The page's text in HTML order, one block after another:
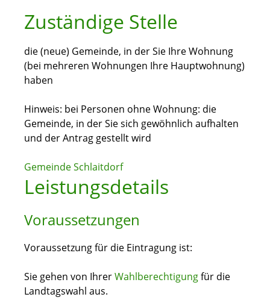
Zuständige Stelle
die (neue) Gemeinde, in der Sie Ihre Wohnung
(bei mehreren Wohnungen Ihre Hauptwohnung)
haben
Hinweis: bei Personen ohne Wohnung: die
Gemeinde, in der Sie sich gewöhnlich aufhalten
und der Antrag gestellt wird
Gemeinde Schlaitdorf
Leistungsdetails
Voraussetzungen
Voraussetzung für die Eintragung ist:
Sie gehen von IhrerWahlberechtigungfür die
Landtagswahl aus.